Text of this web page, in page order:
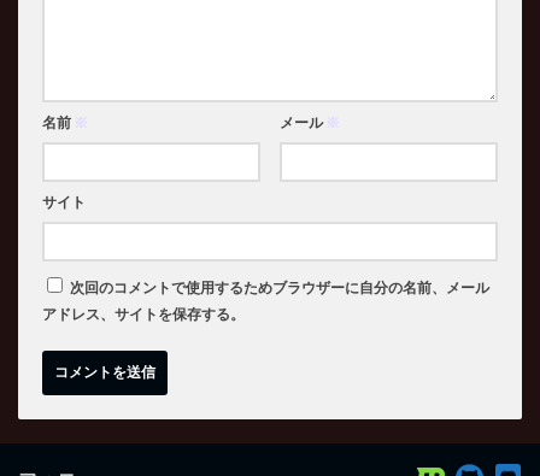
名前 ※ メール ※
サイト
次回のコメントで使用するためブラウザーに自分の名前、メール
アドレス、サイトを保存する。